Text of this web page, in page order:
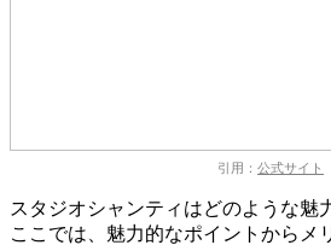
引用： 公式サイト
スタジオシャンティはどのような魅
ここでは、魅力的なポイントからメ